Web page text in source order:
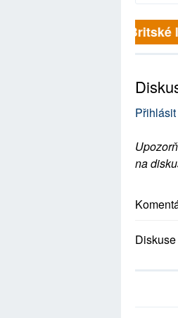
Přihlásit
na